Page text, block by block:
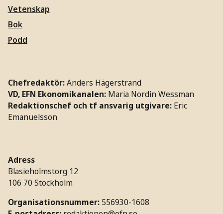
Vetenskap
Bok
Podd
Chefredaktör:Anders Hägerstrand
VD, EFN Ekonomikanalen: Maria Nordin Wessman
Redaktionschef och tf ansvarig utgivare: Eric
Emanuelsson
Adress
Blasieholmstorg 12
106 70 Stockholm
Organisationsnummer: 556930-1608